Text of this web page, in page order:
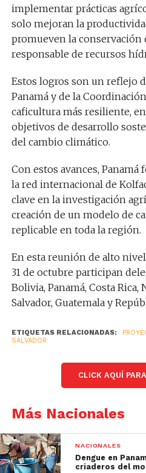
implementar prácticas
solo mejoran la
promueven la conservación
responsable de recursos
Estos logros son un reflejo
Panamá y de la
caficultura más resiliente,
objetivos de desarrollo
del cambio climático.
Con estos avances,
la red internacional de
clave en la investigación
creación de un modelo de
replicable en toda la región.
En esta reunión de alto
31 de octubre participan
Bolivia, Panamá, Costa Rica,
Salvador, Guatemala y
ETIQUETAS RELACIONADAS:
SALVADOR
CLICK AQUÍ
Más Nacionales
NACIONALES
Dengue en
criaderos del